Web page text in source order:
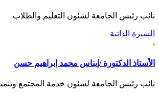
نائب رئيس الجامعة لشئون التعليم والطلاب
السيرة الذاتية
الأستاذ الدكتورة /إيناس محمد إبراهيم حسن
نائب رئيس الجامعة لشئون خدمة المجتمع وتنمية